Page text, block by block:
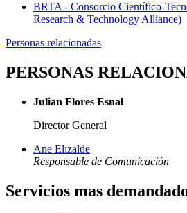
BRTA - Consorcio Científico-
Research & Technology Alliance)
Personas relacionadas
PERSONAS
Julian Flores Esnal
Director General
Ane Elizalde
Responsable de Comunicación
Servicios mas